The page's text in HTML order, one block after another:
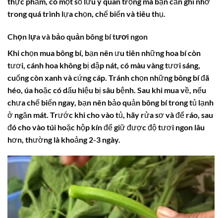
trong quá trình lựa chọn, chế biến và tiêu thụ.
Chọn lựa và bảo quản bông bí tươi ngon
Khi chọn mua bông bí, bạn nên ưu tiên nhữnghoa bícòn
tươi, cánh hoa không bị dập nát, có màu vàng tươi sáng,
cuống còn xanh và cứng cáp. Tránh chọn nhữngbông bíđã
héo, úa hoặc có dấu hiệu bị sâu bệnh. Sau khi mua về, nếu
chưa chế biến ngay, bạn nên bảo quản bông bítrong tủ lạnh
ở ngăn mát. Trước khi cho vào tủ, hãy rửa sơ và để ráo, sau
đó cho vào túi hoặc hộp kín để giữ được độ tươi ngon lâu
hơn, thường là khoảng 2-3 ngày.